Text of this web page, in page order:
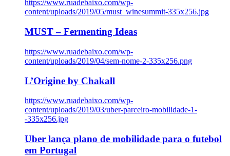
https://www.ruadebaixo.com/wp-
content/uploads/2019/05/must_winesummit-335x256.jpg
MUST – Fermenting Ideas
https://www.ruadebaixo.com/wp-
content/uploads/2019/04/sem-nome-2-335x256.png
L’Origine by Chakall
https://www.ruadebaixo.com/wp-
content/uploads/2019/03/uber-parceiro-mobilidade-1-
-335x256.jpg
Uber lança plano de mobilidade para o futebol
em Portugal